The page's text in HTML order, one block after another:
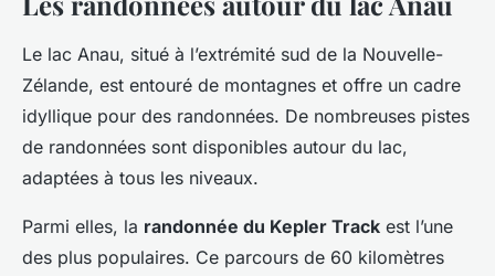
Le lac Anau, situé à l’extrémité sud de la Nouvelle-
Zélande, est entouré de montagnes et offre un cadre
idyllique pour des randonnées. De nombreuses pistes
de randonnées sont disponibles autour du lac,
adaptées à tous les niveaux.
Parmi elles, la randonnée du Kepler Track est l’une
des plus populaires. Ce parcours de 60 kilomètres